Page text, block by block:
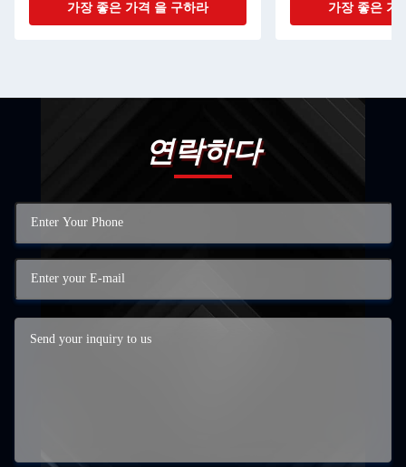
가장 좋은 가격 을 구하라 가장 좋은 가
연락하다